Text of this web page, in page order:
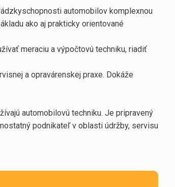
automobilov komplexnou
ako aj prakticky orientované
meraciu a výpočtovú techniku, riadiť
a opravárenskej praxe. Dokáže
automobilovú techniku. Je pripravený
podnikateľ v oblasti údržby, servisu